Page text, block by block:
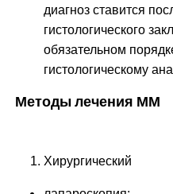
диагноз ставится
гистологического
обязательном
гистологическому
Методы лечения ММ
Хирургический